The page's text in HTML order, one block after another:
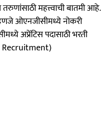
महत्त्वाची बातमी आहे.
ओएनजीसीमध्ये नोकरी
अप्रेंटिस पदासाठी भरती
Recruitment)